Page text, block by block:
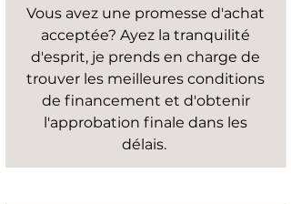
Vous avez une promesse d'achat
acceptée? Ayez la tranquilité
d'esprit, je prends en charge de
trouver les meilleures conditions
de financement et d'obtenir
l'approbation finale dans les
délais.